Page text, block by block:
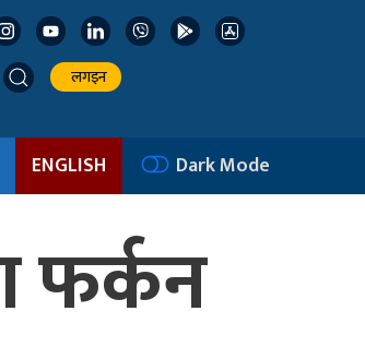
लगइन
ENGLISH Dark Mode
फर्कन